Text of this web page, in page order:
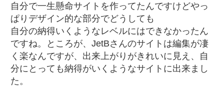
自分で一生懸命サイトを作ってたんですけどやっ
ぱりデザイン的な部分でどうしても
自分の納得いくようなレベルにはできなかったん
ですね。ところが、JetBさんのサイトは編集が凄
く楽なんですが、出来上がりがきれいに見え、自
分にとっても納得がいくようなサイトに出来まし
た。